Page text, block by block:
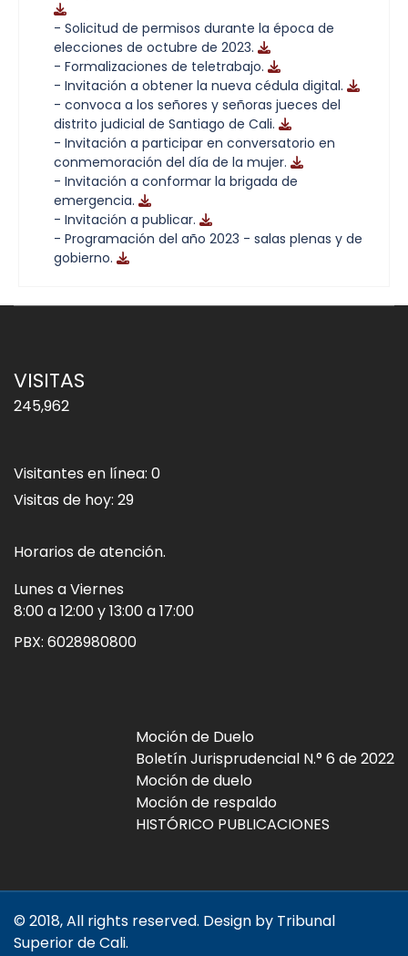
- Solicitud de permisos durante la época de
elecciones de octubre de 2023.
- Formalizaciones de teletrabajo.
- Invitación a obtener la nueva cédula digital.
- convoca a los señores y señoras jueces del
distrito judicial de Santiago de Cali.
- Invitación a participar en conversatorio en
conmemoración del día de la mujer.
- Invitación a conformar la brigada de
emergencia.
- Invitación a publicar.
- Programación del año 2023 - salas plenas y de
gobierno.
VISITAS
245,962
Visitantes en línea: 0
Visitas de hoy: 29
Horarios de atención.
Lunes a Viernes
8:00 a 12:00 y 13:00 a 17:00
PBX: 6028980800
Moción de Duelo
Boletín Jurisprudencial N.° 6 de 2022
Moción de duelo
Moción de respaldo
HISTÓRICO PUBLICACIONES
© 2018, All rights reserved. Design by Tribunal
Superior de Cali.